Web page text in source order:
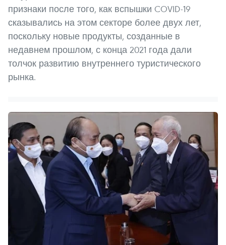
признаки после того, как вспышки COVID-19
сказывались на этом секторе более двух лет,
поскольку новые продукты, созданные в
недавнем прошлом, с конца 2021 года дали
толчок развитию внутреннего туристического
рынка.